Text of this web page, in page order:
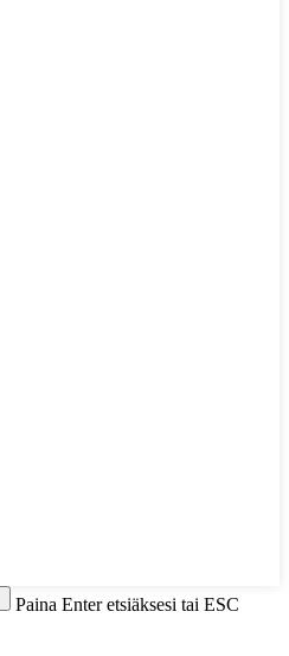
Paina Enter etsiäksesi tai ESC